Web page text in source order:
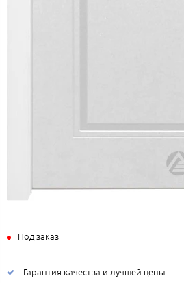
Под заказ
Гарантия качества и лучшей цены